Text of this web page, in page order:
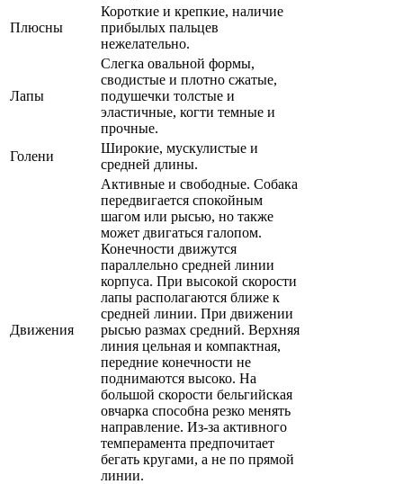
Плюсны
Короткие и крепкие, наличие
прибылых пальцев
нежелательно.
Лапы
Слегка овальной формы,
сводистые и плотно сжатые,
подушечки толстые и
эластичные, когти темные и
прочные.
Голени
Широкие, мускулистые и
средней длины.
Движения
Активные и свободные. Собака
передвигается спокойным
шагом или рысью, но также
может двигаться галопом.
Конечности движутся
параллельно средней линии
корпуса. При высокой скорости
лапы располагаются ближе к
средней линии. При движении
рысью размах средний. Верхняя
линия цельная и компактная,
передние конечности не
поднимаются высоко. На
большой скорости бельгийская
овчарка способна резко менять
направление. Из-за активного
темперамента предпочитает
бегать кругами, а не по прямой
линии.